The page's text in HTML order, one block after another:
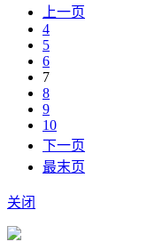
上一页
4
5
6
7
8
9
10
下一页
最末页
关闭